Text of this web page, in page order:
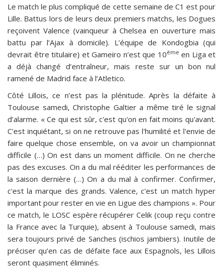
Le match le plus compliqué de cette semaine de C1 est pour
Lille. Battus lors de leurs deux premiers matchs, les Dogues
reçoivent Valence (vainqueur à Chelsea en ouverture mais
battu par l’Ajax à domicile). L’équipe de Kondogbia (qui
devrait être titulaire) et Gameiro n’est que 10ème en Liga et
a déjà changé d’entraîneur, mais reste sur un bon nul
ramené de Madrid face à l’Atletico.
Côté Lillois, ce n’est pas la plénitude. Après la défaite à
Toulouse samedi, Christophe Galtier a même tiré le signal
d’alarme. « Ce qui est sûr, c'est qu'on en fait moins qu'avant.
C'est inquiétant, si on ne retrouve pas l'humilité et l'envie de
faire quelque chose ensemble, on va avoir un championnat
difficile (…) On est dans un moment difficile. On ne cherche
pas des excuses. On a du mal rééditer les performances de
la saison dernière (…) On a du mal à confirmer. Confirmer,
c'est la marque des grands. Valence, c'est un match hyper
important pour rester en vie en Ligue des champions ». Pour
ce match, le LOSC espère récupérer Celik (coup reçu contre
la France avec la Turquie), absent à Toulouse samedi, mais
sera toujours privé de Sanches (ischios jambiers). Inutile de
préciser qu’en cas de défaite face aux Espagnols, les Lillois
seront quasiment éliminés.